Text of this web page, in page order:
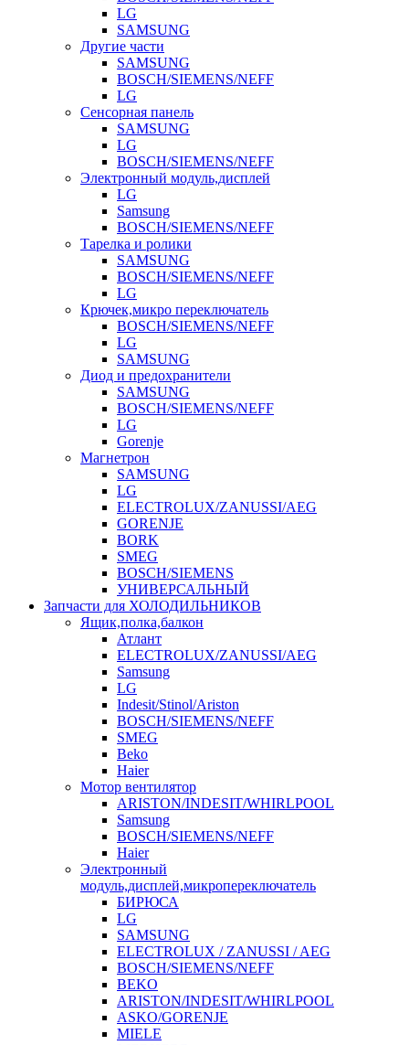
LG
SAMSUNG
Другие части
SAMSUNG
BOSCH/SIEMENS/NEFF
LG
Сенсорная панель
SAMSUNG
LG
BOSCH/SIEMENS/NEFF
Электронный модуль,дисплей
LG
Samsung
BOSCH/SIEMENS/NEFF
Тарелка и ролики
SAMSUNG
BOSCH/SIEMENS/NEFF
LG
Крючек,микро переключатель
BOSCH/SIEMENS/NEFF
LG
SAMSUNG
Диод и предохранители
SAMSUNG
BOSCH/SIEMENS/NEFF
LG
Gorenje
Магнетрон
SAMSUNG
LG
ELECTROLUX/ZANUSSI/AEG
GORENJE
BORK
SMEG
BOSCH/SIEMENS
УНИВЕРСАЛЬНЫЙ
Запчасти для ХОЛОДИЛЬНИКОВ
Ящик,полка,балкон
Атлант
ELECTROLUX/ZANUSSI/AEG
Samsung
LG
Indesit/Stinol/Ariston
BOSCH/SIEMENS/NEFF
SMEG
Beko
Haier
Мотор вентилятор
ARISTON/INDESIT/WHIRLPOOL
Samsung
BOSCH/SIEMENS/NEFF
Haier
Электронный
модуль,дисплей,микропереключатель
БИРЮСА
LG
SAMSUNG
ELECTROLUX / ZANUSSI / AEG
BOSCH/SIEMENS/NEFF
BEKO
ARISTON/INDESIT/WHIRLPOOL
ASKO/GORENJE
MIELE